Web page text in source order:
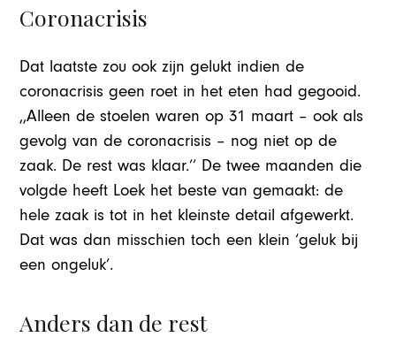
Coronacrisis
Dat laatste zou ook zijn gelukt indien de
coronacrisis geen roet in het eten had gegooid.
,,Alleen de stoelen waren op 31 maart – ook als
gevolg van de coronacrisis – nog niet op de
zaak. De rest was klaar.’’ De twee maanden die
volgde heeft Loek het beste van gemaakt: de
hele zaak is tot in het kleinste detail afgewerkt.
Dat was dan misschien toch een klein ‘geluk bij
een ongeluk’.
Anders dan de rest